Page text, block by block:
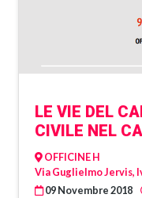
LE VIE DEL
CIVILE NEL
OFFICINE H
Via Guglielmo Jervis,
09 Novembre 2018